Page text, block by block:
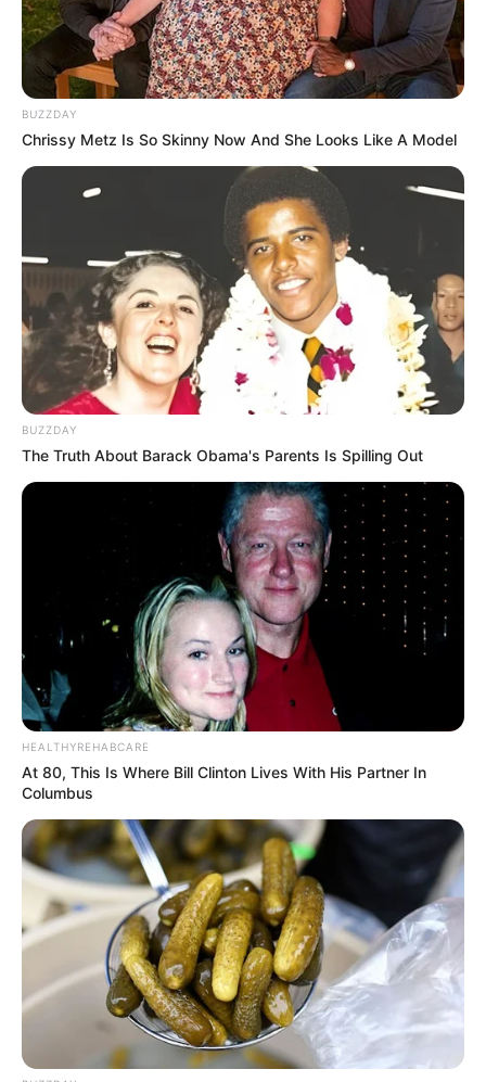
BUZZDAY
Chrissy Metz Is So Skinny Now And She Looks Like A Model
BUZZDAY
The Truth About Barack Obama's Parents Is Spilling Out
HEALTHYREHABCARE
At 80, This Is Where Bill Clinton Lives With His Partner In
Columbus